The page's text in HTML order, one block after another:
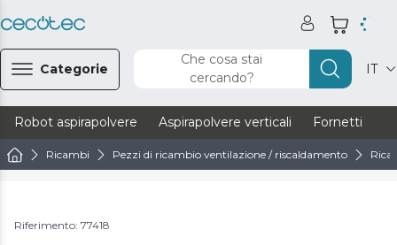
Categorie
Che cosa stai
cercando?
IT
Robot aspirapolvere Aspirapolvere verticali Fornetti
Ricambi Pezzi di ricambio ventilazione / riscaldamento
Riferimento: 77418